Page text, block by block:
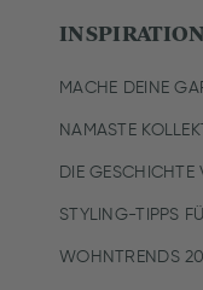
INSPIRATION
MACHE DEINE
NAMASTE
DIE
STYLING-TIPPS
WOHNTRENDS